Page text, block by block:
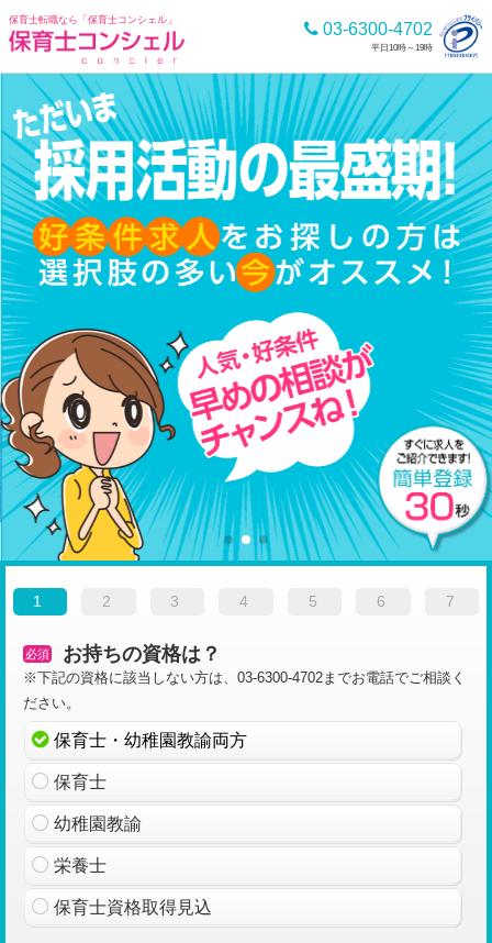
保育士転職なら 「保育士コンシェル」 03-6300-4702
平日10時～19時
1 2 3 4 5 6 7
必須 お持ちの資格は？
※下記の資格に該当しない方は、03-6300-4702までお電話でご相談く
ださい。
保育士・幼稚園教諭両方
保育士
幼稚園教諭
栄養士
保育士資格取得見込